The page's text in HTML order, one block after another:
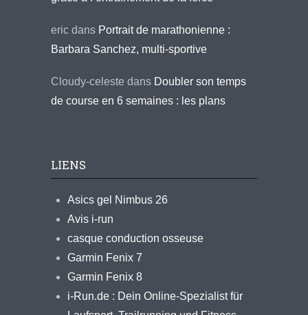
eric dans Portrait de marathonienne :
Barbara Sanchez, multi-sportive
Cloudy-celeste dans Doubler son temps
de course en 6 semaines : les plans
LIENS
Asics gel Nimbus 26
Avis i-run
casque conduction osseuse
Garmin Fenix 7
Garmin Fenix 8
i-Run.de : Dein Online-Spezialist für